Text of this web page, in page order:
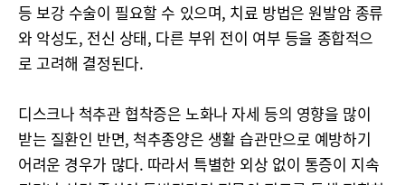
등 보강 수술이 필요할 수 있으며, 치료 방법은 원발암 종류
와 악성도, 전신 상태, 다른 부위 전이 여부 등을 종합적으
로 고려해 결정된다.
디스크나 척추관 협착증은 노화나 자세 등의 영향을 많이
받는 질환인 반면, 척추종양은 생활 습관만으로 예방하기
어려운 경우가 많다. 따라서 특별한 외상 없이 통증이 지속